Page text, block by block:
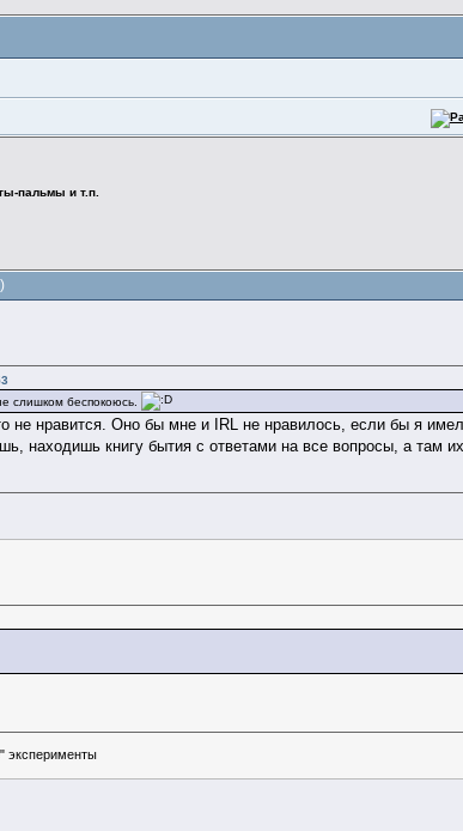
пальмы и т.п.
слишком беспокоюсь.
не нравится. Оно бы мне и IRL не нравилось, если бы я
находишь книгу бытия с ответами на все вопросы, а там
эксперименты